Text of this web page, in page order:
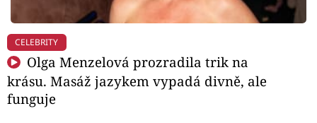
Sledujte nás
CELEBRITY
Olga Menzelová prozradila trik na
krásu. Masáž jazykem vypadá divně, ale
funguje